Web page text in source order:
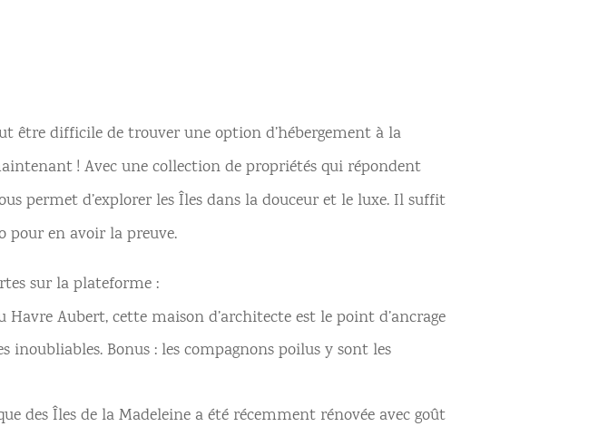
être difficile de trouver une option d’hébergement à la
! Avec une collection de propriétés qui répondent
permet d’explorer les Îles dans la douceur et le luxe. Il suffit
pour en avoir la preuve.
sur la plateforme :
Aubert, cette maison d’architecte est le point d’ancrage
Bonus : les compagnons poilus y sont les
des Îles de la Madeleine a été récemment rénovée avec goût